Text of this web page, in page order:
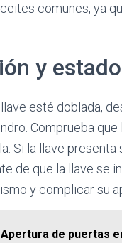
comunes, ya
y
esté doblada,
Comprueba
Si la llave
de que la llave se
y complicar su
Apertura de puertas